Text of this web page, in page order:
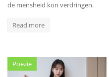
de mensheid kon verdringen.
Read more
Poëzie